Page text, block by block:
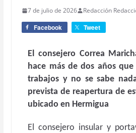
7 de julio de 2026 Redacción
Facebook Tweet
El consejero Correa
hace más de dos años
trabajos y no se sabe
prevista de reapertura de
ubicado en Hermigua
El consejero insular y